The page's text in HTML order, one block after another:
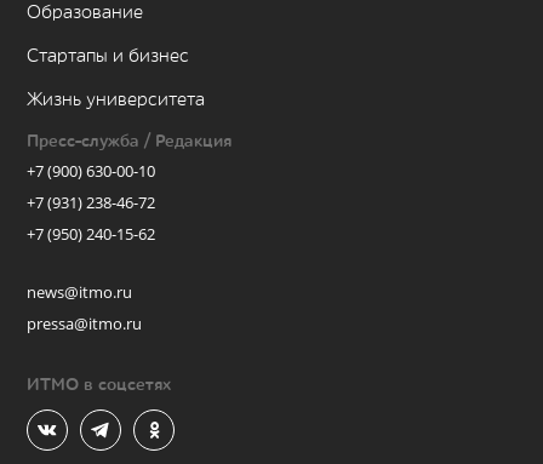
Образование
Стартапы и бизнес
Жизнь университета
Пресс-служба / Редакция
+7 (900) 630-00-10
+7 (931) 238-46-72
+7 (950) 240-15-62
news@itmo.ru
pressa@itmo.ru
ИТМО в соцсетях